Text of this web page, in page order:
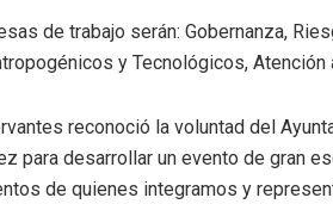
de trabajo serán: Gobernanza,
y Tecnológicos, Atención
reconoció la voluntad del
para desarrollar un evento de gran
de quienes integramos y